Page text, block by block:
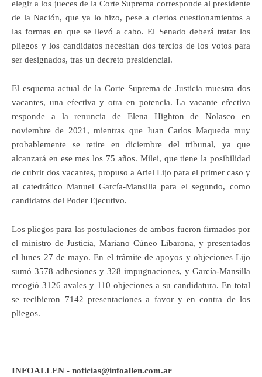
elegir a los jueces de la Corte Suprema corresponde al presidente
de la Nación, que ya lo hizo, pese a ciertos cuestionamientos a
las formas en que se llevó a cabo. El Senado deberá tratar los
pliegos y los candidatos necesitan dos tercios de los votos para
ser designados, tras un decreto presidencial.
El esquema actual de la Corte Suprema de Justicia muestra dos
vacantes, una efectiva y otra en potencia. La vacante efectiva
responde a la renuncia de Elena Highton de Nolasco en
noviembre de 2021, mientras que Juan Carlos Maqueda muy
probablemente se retire en diciembre del tribunal, ya que
alcanzará en ese mes los 75 años. Milei, que tiene la posibilidad
de cubrir dos vacantes, propuso a Ariel Lijo para el primer caso y
al catedrático Manuel García-Mansilla para el segundo, como
candidatos del Poder Ejecutivo.
Los pliegos para las postulaciones de ambos fueron firmados por
el ministro de Justicia, Mariano Cúneo Libarona, y presentados
el lunes 27 de mayo. En el trámite de apoyos y objeciones Lijo
sumó 3578 adhesiones y 328 impugnaciones, y García-Mansilla
recogió 3126 avales y 110 objeciones a su candidatura. En total
se recibieron 7142 presentaciones a favor y en contra de los
pliegos.
INFOALLEN - noticias@infoallen.com.ar